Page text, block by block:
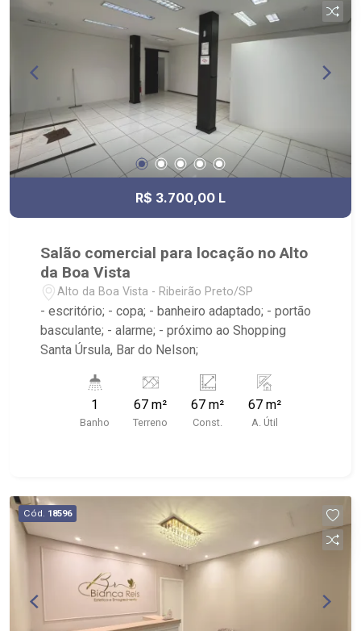
R$ 3.700,00 L
Salão comercial para locação no Alto
da Boa Vista
Alto da Boa Vista - Ribeirão Preto/SP
- escritório; - copa; - banheiro adaptado; - portão
basculante; - alarme; - próximo ao Shopping
Santa Úrsula, Bar do Nelson;
1
Banho
67 m²
Terreno
67 m²
Const.
67 m²
A. Útil
Cód. 18596